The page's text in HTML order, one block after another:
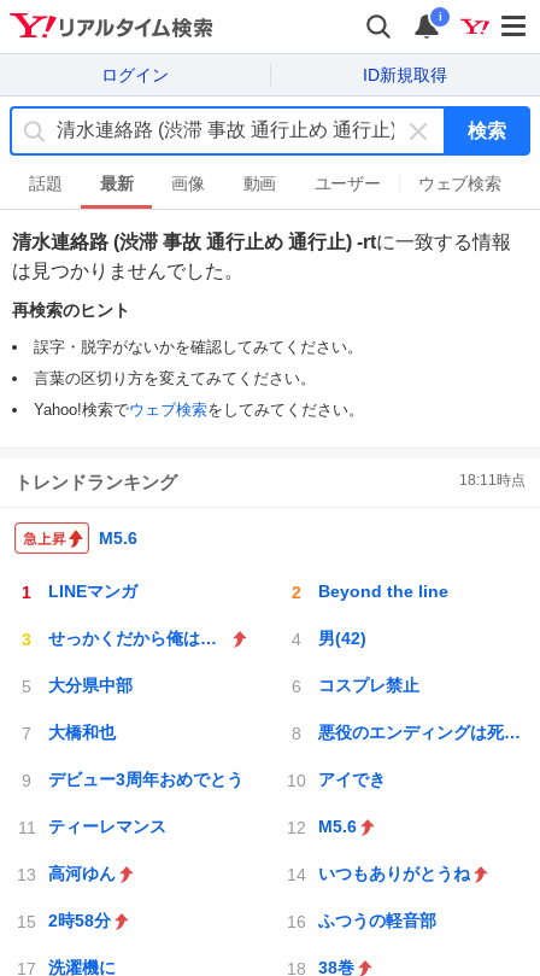
i
ログイン ID新規取得
キ
ー
ワ
ー
検索
話題 最新 画像 動画 ユーザー ウェブ検索
清水連絡路 (渋滞 事故 通行止め 通行止) -rtに一致する情報
は見つかりませんでした。
再検索のヒント
誤字・脱字がないかを確認してみてください。
言葉の区切り方を変えてみてください。
Yahoo!検索でウェブ検索をしてみてください。
トレンドランキング 18:11時点
M5.6
LINEマンガ Beyond the line
せっかくだから俺はこの 男(42)
大分県中部 コスプレ禁止
大橋和也 悪役のエンディングは死のみ
デビュー3周年おめでとう アイでき
ティーレマンス M5.6
高河ゆん いつもありがとうね
2時58分 ふつうの軽音部
洗濯機に 38巻